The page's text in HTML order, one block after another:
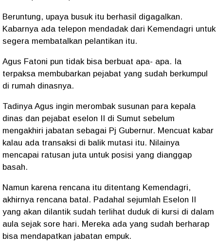
Beruntung, upaya busuk itu berhasil digagalkan.
Kabarnya ada telepon mendadak dari Kemendagri untuk
segera membatalkan pelantikan itu.
Agus Fatoni pun tidak bisa berbuat apa- apa. Ia
terpaksa membubarkan pejabat yang sudah berkumpul
di rumah dinasnya.
Tadinya Agus ingin merombak susunan para kepala
dinas dan pejabat eselon II di Sumut sebelum
mengakhiri jabatan sebagai Pj Gubernur. Mencuat kabar
kalau ada transaksi di balik mutasi itu. Nilainya
mencapai ratusan juta untuk posisi yang dianggap
basah.
Namun karena rencana itu ditentang Kemendagri,
akhirnya rencana batal. Padahal sejumlah Eselon II
yang akan dilantik sudah terlihat duduk di kursi di dalam
aula sejak sore hari. Mereka ada yang sudah berharap
bisa mendapatkan jabatan empuk.